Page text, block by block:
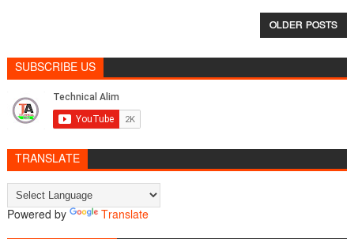
OLDER POSTS
SUBSCRIBE US
TRANSLATE
Powered by Translate